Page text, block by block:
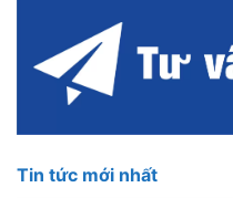
Tin tức mới nhất